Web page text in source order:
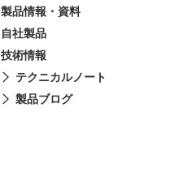
製品情報・資料
自社製品
技術情報
テクニカルノート
製品ブログ